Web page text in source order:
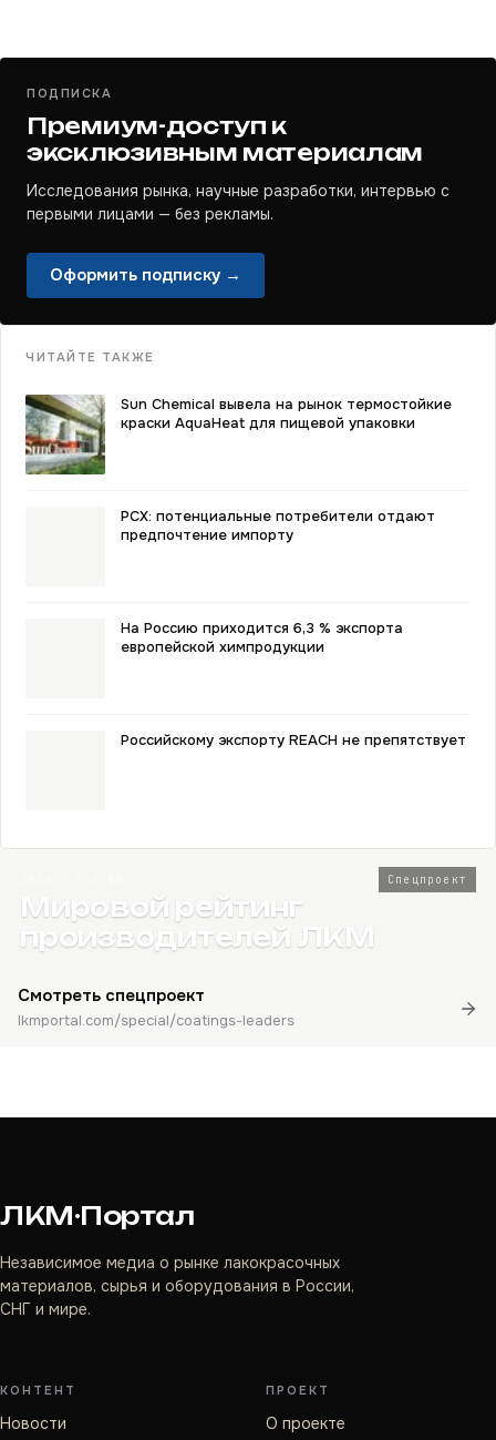
ПОДПИСКА
Премиум-доступ к
эксклюзивным материалам
Исследования рынка, научные разработки, интервью с
первыми лицами — без рекламы.
Оформить подписку →
ЧИТАЙТЕ ТАКЖЕ
Sun Chemical вывела на рынок термостойкие
краски AquaHeat для пищевой упаковки
РСХ: потенциальные потребители отдают
предпочтение импорту
На Россию приходится 6,3 % экспорта
европейской химпродукции
Российскому экспорту REACH не препятствует
Спецпроект
Мировой рейтинг
производителей ЛКМ
Смотреть спецпроект
lkmportal.com/special/coatings-leaders
ЛКМ·Портал
Независимое медиа о рынке лакокрасочных
материалов, сырья и оборудования в России,
СНГ и мире.
КОНТЕНТ
Новости
ПРОЕКТ
О проекте